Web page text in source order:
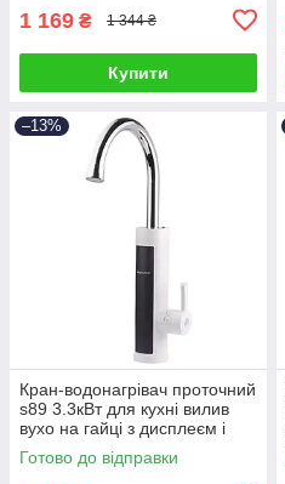
1 169 ₴ 1 344 ₴
Купити
–13%
Кран-водонагрівач проточний
s89 3.3кВт для кухні вилив
вухо на гайці з дисплеєм і
термостатом (W) AQUATICA
(9789113)
Готово до відправки